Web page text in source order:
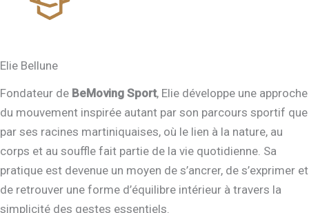
Elie Bellune
Fondateur de BeMoving Sport, Elie développe une approche
du mouvement inspirée autant par son parcours sportif que
par ses racines martiniquaises, où le lien à la nature, au
corps et au souffle fait partie de la vie quotidienne. Sa
pratique est devenue un moyen de s’ancrer, de s’exprimer et
de retrouver une forme d’équilibre intérieur à travers la
simplicité des gestes essentiels.